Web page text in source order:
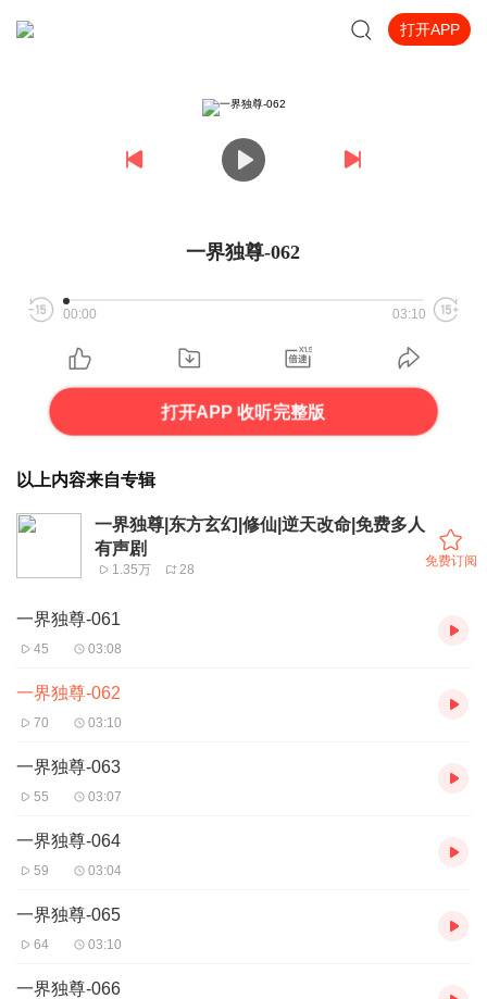
打开APP
一界独尊-062
00:00 03:10
打开APP 收听完整版
以上内容来自专辑
一界独尊|东方玄幻|修仙|逆天改命|免费多人
有声剧
1.35万 28
免费订阅
一界独尊-061
45 03:08
一界独尊-062
70 03:10
一界独尊-063
55 03:07
一界独尊-064
59 03:04
一界独尊-065
64 03:10
一界独尊-066